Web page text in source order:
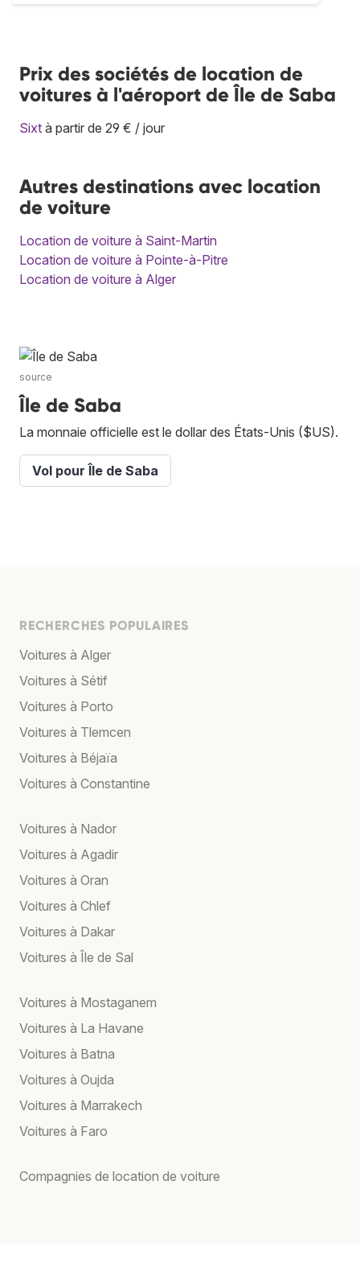
Prix des sociétés de location de
voitures à l'aéroport de Île de Saba
Sixt à partir de 29 € / jour
Autres destinations avec location
de voiture
Location de voiture à Saint-Martin
Location de voiture à Pointe-à-Pitre
Location de voiture à Alger
source
Île de Saba
La monnaie officielle est le dollar des États-Unis ($US).
Vol pour Île de Saba
RECHERCHES POPULAIRES
Voitures à Alger
Voitures à Sétif
Voitures à Porto
Voitures à Tlemcen
Voitures à Béjaïa
Voitures à Constantine
Voitures à Nador
Voitures à Agadir
Voitures à Oran
Voitures à Chlef
Voitures à Dakar
Voitures à Île de Sal
Voitures à Mostaganem
Voitures à La Havane
Voitures à Batna
Voitures à Oujda
Voitures à Marrakech
Voitures à Faro
Compagnies de location de voiture